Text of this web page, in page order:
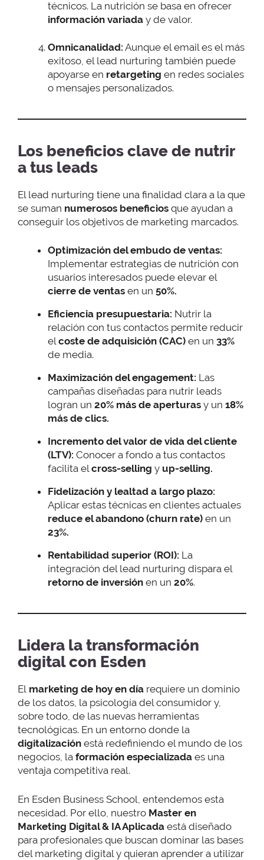
técnicos. La nutrición se basa en ofrecer
información variada y de valor.
Omnicanalidad: Aunque el email es el más
exitoso, el lead nurturing también puede
apoyarse en retargeting en redes sociales
o mensajes personalizados.
Los beneficios clave de nutrir
a tus leads
El lead nurturing tiene una finalidad clara a la que
se suman numerosos beneficios que ayudan a
conseguir los objetivos de marketing marcados.
Optimización del embudo de ventas:
Implementar estrategias de nutrición con
usuarios interesados puede elevar el
cierre de ventas en un 50%.
Eficiencia presupuestaria: Nutrir la
relación con tus contactos permite reducir
elcoste de adquisición (CAC) en un 33%
de media.
Maximización del engagement: Las
campañas diseñadas para nutrir leads
logran un 20% más de aperturas y un 18%
más de clics.
Incremento del valor de vida del cliente
(LTV): Conocer a fondo a tus contactos
facilita elcross-selling y up-selling.
Fidelización y lealtad a largo plazo:
Aplicar estas técnicas en clientes actuales
reduce el abandono (churn rate) en un
23%.
Rentabilidad superior (ROI): La
integración del lead nurturing dispara el
retorno de inversión en un 20%.
Lidera la transformación
digital con Esden
El marketing de hoy en día requiere un dominio
de los datos, la psicología del consumidor y,
sobre todo, de las nuevas herramientas
tecnológicas. En un entorno donde la
digitalización está redefiniendo el mundo de los
negocios, la formación especializada es una
ventaja competitiva real.
En Esden Business School, entendemos esta
necesidad. Por ello, nuestro Master en
Marketing Digital & IA Aplicada está diseñado
para profesionales que buscan dominar las bases
del marketing digital y quieran aprender a utilizar